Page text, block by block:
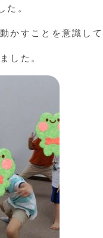
た。
かすことを意識して
した。